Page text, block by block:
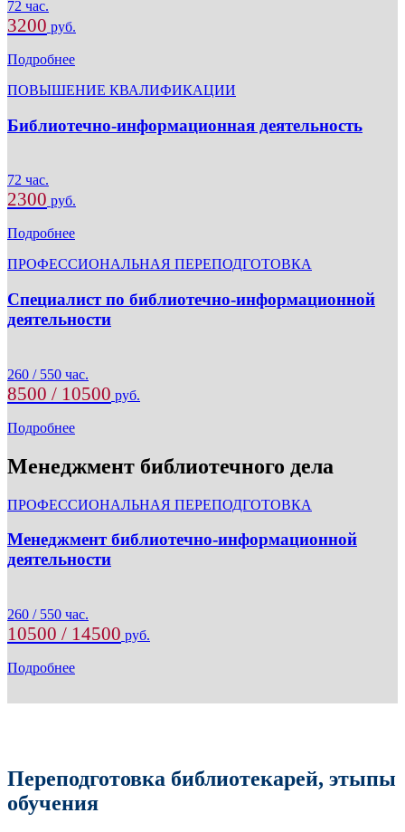
72 час.
3200 руб.
Подробнее
ПОВЫШЕНИЕ КВАЛИФИКАЦИИ
Библиотечно-информационная деятельность
72 час.
2300 руб.
Подробнее
ПРОФЕССИОНАЛЬНАЯ ПЕРЕПОДГОТОВКА
Специалист по библиотечно-информационной
деятельности
260 / 550 час.
8500 / 10500 руб.
Подробнее
Менеджмент библиотечного дела
ПРОФЕССИОНАЛЬНАЯ ПЕРЕПОДГОТОВКА
Менеджмент библиотечно-информационной
деятельности
260 / 550 час.
10500 / 14500 руб.
Подробнее
Переподготовка библиотекарей, этыпы
обучения